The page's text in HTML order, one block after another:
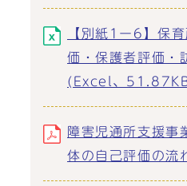
【別紙1ー6】保
価・保護者評価・
(Excel、
障害児通所支援事
体の自己評価の